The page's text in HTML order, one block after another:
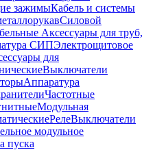
зажимыКабель и системы
Силовой
Аксессуары для труб,
СИПЭлектрощитовое
для
Выключатели
Аппаратура
Частотные
Модульная
РелеВыключатели
модульное
пуска